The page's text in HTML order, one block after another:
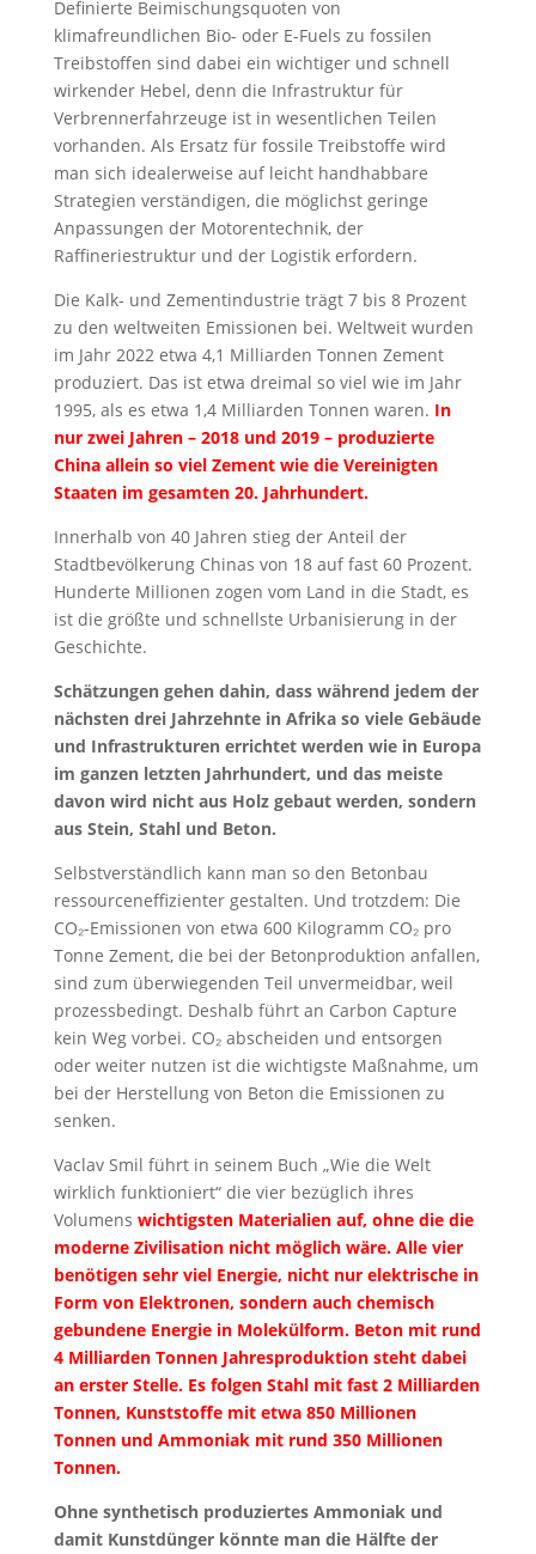
Definierte Beimischungsquoten von
klimafreundlichen Bio- oder E-Fuels zu fossilen
Treibstoffen sind dabei ein wichtiger und schnell
wirkender Hebel, denn die Infrastruktur für
Verbrennerfahrzeuge ist in wesentlichen Teilen
vorhanden. Als Ersatz für fossile Treibstoffe wird
man sich idealerweise auf leicht handhabbare
Strategien verständigen, die möglichst geringe
Anpassungen der Motorentechnik, der
Raffineriestruktur und der Logistik erfordern.
Die Kalk- und Zementindustrie trägt 7 bis 8 Prozent
zu den weltweiten Emissionen bei. Weltweit wurden
im Jahr 2022 etwa 4,1 Milliarden Tonnen Zement
produziert. Das ist etwa dreimal so viel wie im Jahr
1995, als es etwa 1,4 Milliarden Tonnen waren. In
nur zwei Jahren – 2018 und 2019 – produzierte
China allein so viel Zement wie die Vereinigten
Staaten im gesamten 20. Jahrhundert.
Innerhalb von 40 Jahren stieg der Anteil der
Stadtbevölkerung Chinas von 18 auf fast 60 Prozent.
Hunderte Millionen zogen vom Land in die Stadt, es
ist die größte und schnellste Urbanisierung in der
Geschichte.
Schätzungen gehen dahin, dass während jedem der
nächsten drei Jahrzehnte in Afrika so viele Gebäude
und Infrastrukturen errichtet werden wie in Europa
im ganzen letzten Jahrhundert, und das meiste
davon wird nicht aus Holz gebaut werden, sondern
aus Stein, Stahl und Beton.
Selbstverständlich kann man so den Betonbau
ressourceneffizienter gestalten. Und trotzdem: Die
CO₂-Emissionen von etwa 600 Kilogramm CO₂ pro
Tonne Zement, die bei der Betonproduktion anfallen,
sind zum überwiegenden Teil unvermeidbar, weil
prozessbedingt. Deshalb führt an Carbon Capture
kein Weg vorbei. CO₂ abscheiden und entsorgen
oder weiter nutzen ist die wichtigste Maßnahme, um
bei der Herstellung von Beton die Emissionen zu
senken.
Vaclav Smil führt in seinem Buch „Wie die Welt
wirklich funktioniert“ die vier bezüglich ihres
Volumens wichtigsten Materialien auf, ohne die die
moderne Zivilisation nicht möglich wäre. Alle vier
benötigen sehr viel Energie, nicht nur elektrische in
Form von Elektronen, sondern auch chemisch
gebundene Energie in Molekülform. Beton mit rund
4 Milliarden Tonnen Jahresproduktion steht dabei
an erster Stelle. Es folgen Stahl mit fast 2 Milliarden
Tonnen, Kunststoffe mit etwa 850 Millionen
Tonnen und Ammoniak mit rund 350 Millionen
Tonnen.
Ohne synthetisch produziertes Ammoniak und
damit Kunstdünger könnte man die Hälfte der